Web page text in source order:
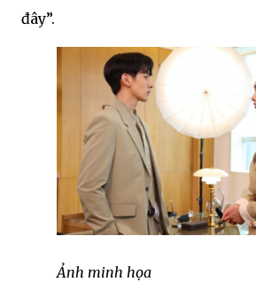
đây”.
Ảnh minh họa